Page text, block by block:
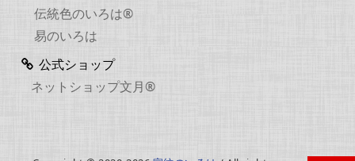
伝統色のいろは®
易のいろは
公式ショップ
ネットショップ文月®